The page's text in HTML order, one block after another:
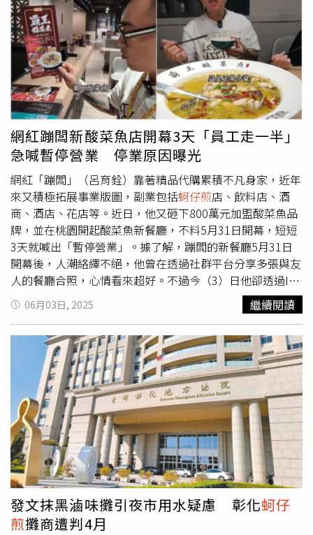
改吃洋芋片推出的蚵仔煎
餅乾了」、「才80，我看過100元
的」、「自從變70元後，想吃我就自己煎了」、「 就算只
放一顆蚵仔也當蚵仔煎」、「早就自己煎了」、「漲超過70
元我就不吃了」、「蚵仔一斤大概170元，一份蚵仔煎放不
到100克吧」、「都吃90元，習慣就好，不是天天吃不影
響」。也有網友直呼「不加蚵仔的那種才叫貴」、「蛋煎也
要60元，莫名其妙」、「臭豆腐也破百元了」、「很久沒吃
了」、「連蛋煎都要70至75元，我覺得根本太盤」、「蚵
仔、蜆仔很貴就算了，蛋煎價格比較扯」。不過同時有不少
人認為，是海鮮價格本來就偏高，加上材料、租金、蛋價、
油價都漲了，自然而然蚵仔煎也跟著漲價，「材料20、租金
50，老闆要賺20」、「南部80、北部100，合理」、「因為
隔壁漲了，不跟漲感覺吃虧」、「蚵仔在貴啊」、「都漲在
租金，被吸血房東吸走啦」、「自己擺攤賺」。
網紅蹦闆新酸菜魚店開幕3天「員工走一半」
急喊暫停營業 停業原因曝光
網紅「蹦闆」（呂育銓）靠著精品代購累積不凡身家，近年
來又積極拓展事業版圖，副業包括蚵仔煎店、飲料店、酒
商、酒店、花店等。近日，他又砸下800萬元加盟酸菜魚品
牌，並在桃園開起酸菜魚新餐廳，不料5月31日開幕，短短
3天就喊出「暫停營業」。據了解，蹦闆的新餐廳5月31日
開幕後，人潮絡繹不絕，他曾在透過社群平台分享多張與友
人的餐廳合照，心情看來超好。不過今（3）日他卻透過IG
限時動態宣布，餐廳將暫停營業2天，直到6月5日再恢復營
運。原來是生意比預期好太多，員工不堪超負荷的工作量離
職一半，而原本準備1個禮拜分量的食材，也在3天用完。據
《中時新聞網》報導，蹦闆表示自己餐廳的員工原本共有15
人，誰知開業第一天就面對600名客人，把員工操到極限，
第2天就有2名員工提出離職，第3天更是一口氣走了8個。
嚴重人手不足下，只好決定暫時關門休息，待人手、物料到
位後再恢復營業。蹦闆還表示，為了留住剩下的員工，他已
經對全體員工宣布每人加薪5000元，若營業額能達到預期
目標，全體還可以再加薪1到3萬元，結果還是有員工為此道
歉，「對不起！老闆！真的太累了。」讓他苦笑：「留下的
（員工）絕對獎金發到爆，但你留下的也會操到爆，每天都
會這麼多人。」蹦闆透過IG限時動態宣布，餐廳將暫停營業
2天。（圖／翻攝IG／1988.bomb）
06月03日, 2025 繼續閱讀
發文抹黑滷味攤引夜市用水疑慮 彰化蚵仔
煎攤商遭判4月